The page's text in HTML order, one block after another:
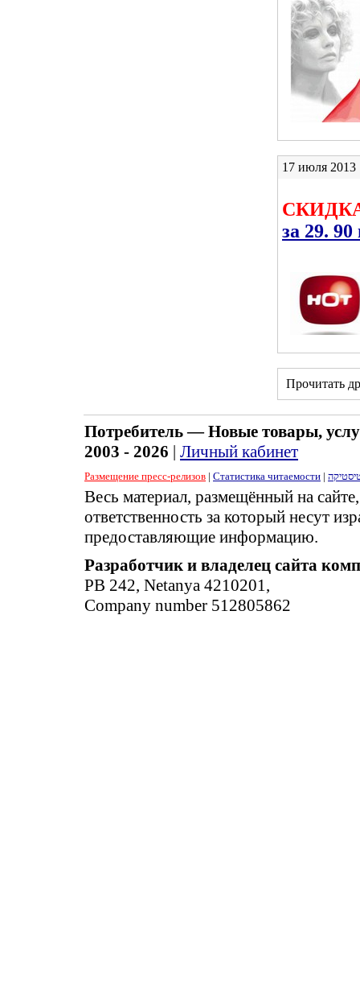
17 июля
за 29.
Прочитать
Потребитель — Новые товары,
2003 - 2026 | Личный кабинет
Размещение пресс-релизов | Статистика читаемости |
Весь материал, размещённый на
ответственность за который несут
предоставляющие информацию.
Разработчик и владелец сайта
PB 242, Netanya 4210201,
Company number 512805862